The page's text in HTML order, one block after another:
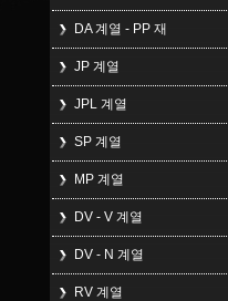
DA 계열 - PP 재
JP 계열
JPL 계열
SP 계열
MP 계열
DV - V 계열
DV - N 계열
RV 계열